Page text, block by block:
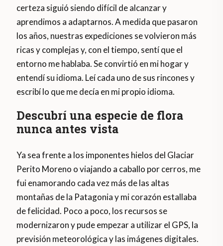
certeza siguió siendo difícil de alcanzar y
aprendimos a adaptarnos. A medida que pasaron
los años, nuestras expediciones se volvieron más
ricas y complejas y, con el tiempo, sentí que el
entorno me hablaba. Se convirtió en mi hogar y
entendí su idioma. Leí cada uno de sus rincones y
escribí lo que me decía en mi propio idioma.
Descubrí una especie de flora
nunca antes vista
Ya sea frente a los imponentes hielos del Glaciar
Perito Moreno o viajando a caballo por cerros, me
fui enamorando cada vez más de las altas
montañas de la Patagonia y mi corazón estallaba
de felicidad. Poco a poco, los recursos se
modernizaron y pude empezar a utilizar el GPS, la
previsión meteorológica y las imágenes digitales.